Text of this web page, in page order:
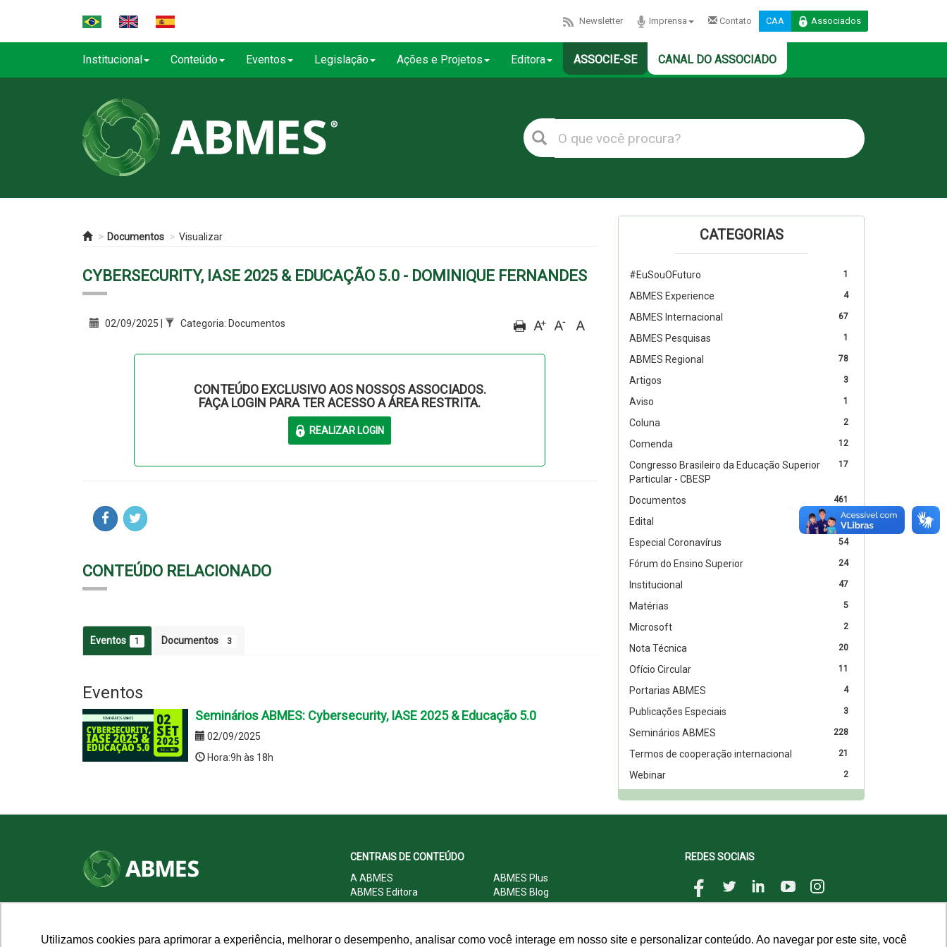
Utilizamos cookies para aprimorar a experiência, melhorar o desempenho, analisar como você interage em nosso site e personalizar conteúdo. Ao navegar por este site, você
Newsletter Imprensa Contato CAA Associados
Institucional Conteúdo Eventos Legislação Ações e Projetos Editora ASSOCIE-SE CANAL DO ASSOCIADO
Documentos Visualizar
CYBERSECURITY, IASE 2025 & EDUCAÇÃO 5.0 - DOMINIQUE FERNANDES
02/09/2025 | Categoria: Documentos
CONTEÚDO EXCLUSIVO AOS NOSSOS ASSOCIADOS.
FAÇA LOGIN PARA TER ACESSO A ÁREA RESTRITA.
CONTEÚDO RELACIONADO
Eventos 1 Documentos 3
Eventos
Seminários ABMES: Cybersecurity, IASE 2025 & Educação 5.0
02/09/2025
Hora:9h às 18h
CATEGORIAS
1
#EuSouOFuturo
4
ABMES Experience
67
ABMES Internacional
1
ABMES Pesquisas
78
ABMES Regional
3
Artigos
1
Aviso
2
Coluna
12
Comenda
17
Congresso Brasileiro da Educação Superior
Particular - CBESP
461
Documentos
4
Edital
54
Especial Coronavírus
24
Fórum do Ensino Superior
47
Institucional
5
Matérias
2
Microsoft
20
Nota Técnica
11
Ofício Circular
4
Portarias ABMES
3
Publicações Especiais
228
Seminários ABMES
21
Termos de cooperação internacional
2
Webinar
CEP: 70.701-060 - Asa Norte, Brasília/DF
CENTRAIS DE CONTEÚDO
A ABMES
ABMES Plus
ABMES Editora
ABMES Blog
ABMES LInC
Legislação
Central do Associado ABMES
Contato
REDES SOCIAIS